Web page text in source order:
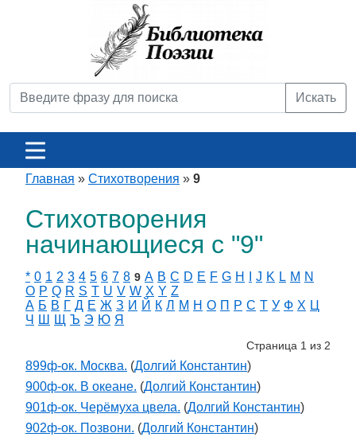
Искать
Главная » Стихотворения » 9
Стихотворения
начинающиеся с "9"
* 0 1 2 3 4 5 6 7 8 9 A B C D E F G H J K L M N
O P Q R S T U V W X Y Z
А Б В Г Д Е Ж З И Й К Л М Н О П Р С Т У Ф Х Ц
Ч
Ш Щ Ъ Э Ю Я
Страница 1 из 2
899ф-ок. Москва. (Долгий Константин)
900ф-ок. В океане. (Долгий Константин)
901ф-ок. Черёмуха цвела. (Долгий Константин)
902ф-ок. Позвони. (Долгий Константин)